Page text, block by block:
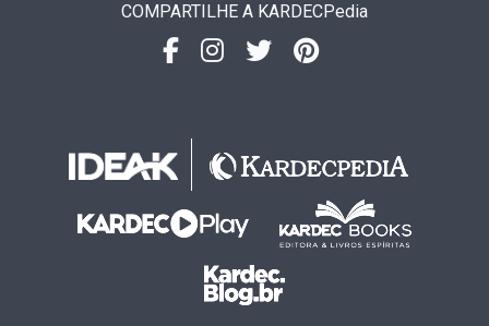
COMPARTILHE A KARDECPedia